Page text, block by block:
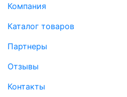
Компания
Каталог товаров
Партнеры
Отзывы
Контакты